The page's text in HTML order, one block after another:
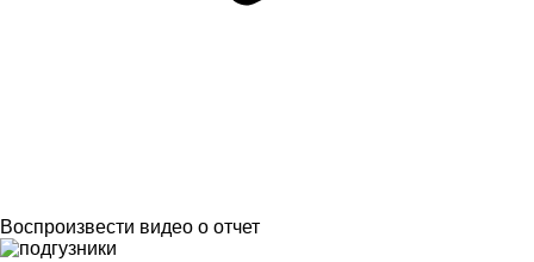
Воспроизвести видео о отчет